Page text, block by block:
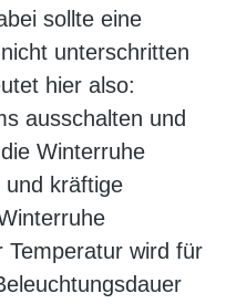
sollte eine
unterschritten
hier also:
ausschalten und
Winterruhe
und kräftige
wird für